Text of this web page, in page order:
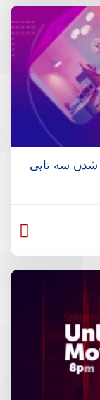
شدن سه تایی